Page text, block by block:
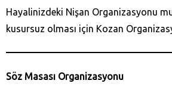
Hayalinizdeki Nişan Organizasyonu
kusursuz olması için Kozan‎
Söz Masası Organizasyonu